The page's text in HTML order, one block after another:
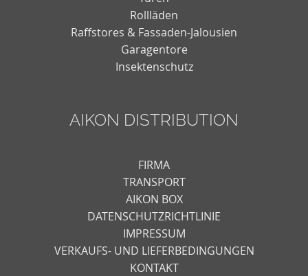
Rollläden
Raffstores & Fassaden-Jalousien
Garagentore
Insektenschutz
AIKON DISTRIBUTION
FIRMA
TRANSPORT
AIKON BOX
DATENSCHUTZRICHTLINIE
IMPRESSUM
VERKAUFS- UND LIEFERBEDINGUNGEN
KONTAKT